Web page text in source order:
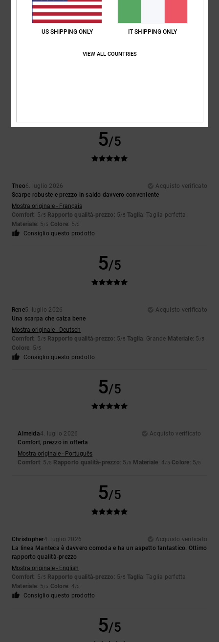
5
5/5
Theo6. luglio 2026
Acquisto verificato
Scarpe robuste e prezzo in saldo davvero conveniente
Mostra originale - Français
Comfort: 5/5 Rapporto qualità-prezzo : 5/5 Taglia: Taglia perfetta
Materiale: 5/5 Colore: 5/5
Consiglio questo prodotto
5/5
Rene5. luglio 2026
Acquisto verificato
Una scarpa che calza bene
Mostra originale - Deutsch
Comfort: 5/5 Rapporto qualità-prezzo : 5/5 Taglia: Grande Materiale: 5 /5
Colore: 5/5
Consiglio questo prodotto
5/5
Almeida4. luglio 2026
Acquisto verificato
Comfort, prezzo in offerta
Mostra originale - Português
Comfort: 5 /5 Rapporto qualità-prezzo: 5 /5 Materiale: 4/5 Colore: 5/5
5/5
Christopher4. luglio 2026
Acquisto verificato
La linea Manteca è davvero comoda e ha un aspetto fantastico. Ottimo
rapporto qualità-prezzo
Mostra originale - English
Comfort: 5/5 Rapporto qualità-prezzo : 5/5 Taglia: Taglia perfetta
Materiale: 5/5 Colore: 4/5
Consiglio questo prodotto
5/5
US SHIPPING ONLY IT SHIPPING ONLY
VIEW ALL COUNTRIES